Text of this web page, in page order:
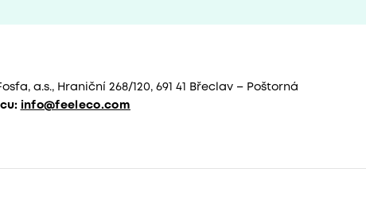
a.s., Hraniční 268/120, 691 41 Břeclav – Poštorná
info@feeleco.com